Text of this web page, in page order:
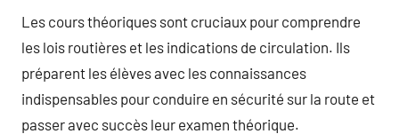
Les cours théoriques sont cruciaux pour comprendre
les lois routières et les indications de circulation. Ils
préparent les élèves avec les connaissances
indispensables pour conduire en sécurité sur la route et
passer avec succès leur examen théorique.